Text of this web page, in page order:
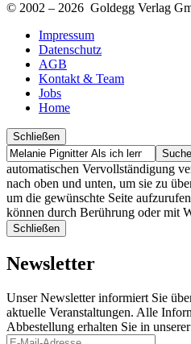
© 2002 – 2026 Goldegg Verlag
Impressum
Datenschutz
AGB
Kontakt & Team
Jobs
Home
Schließen
Suche
Finde
…
automatischen Vervollständigung
nach oben und unten, um sie zu
um die gewünschte Seite
können durch Berührung oder mit
Schließen
Newsletter
Unser Newsletter informiert Sie
aktuelle Veranstaltungen. Alle
Abbestellung erhalten Sie in unserer